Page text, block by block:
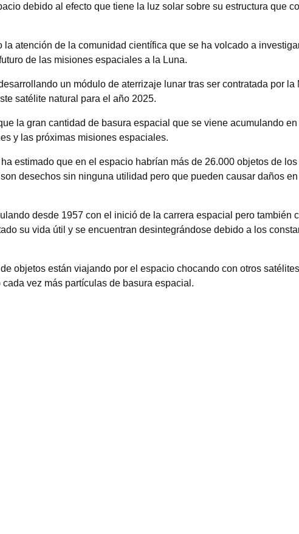
debido al efecto que tiene la luz solar sobre su estructura que
atención de la comunidad científica que se ha volcado a
de las misiones espaciales a la Luna.
un módulo de aterrizaje lunar tras ser contratada por
satélite natural para el año 2025.
la gran cantidad de basura espacial que se viene acumulando
y las próximas misiones espaciales.
estimado que en el espacio habrían más de 26.000 objetos de
desechos sin ninguna utilidad pero que pueden causar daños
desde 1957 con el inició de la carrera espacial pero también
su vida útil y se encuentran desintegrándose debido a los
objetos están viajando por el espacio chocando con otros
vez más partículas de basura espacial.